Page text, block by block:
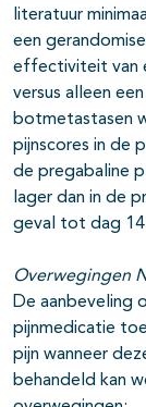
literatuur
een
effectiviteit van
versus alleen
botmetastasen
pijnscores in de
de pregabaline
lager dan in de
geval tot dag
Overwegingen
De aanbeveling
pijnmedicatie
pijn wanneer
behandeld kan